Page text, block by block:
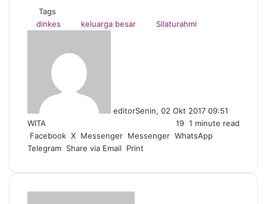
Tags
dinkes
keluarga besar Silaturahmi
editorSenin, 02 Okt 2017 09:51
WITA
19 1 minute read
Facebook X Messenger Messenger WhatsApp
Telegram Share via Email Print